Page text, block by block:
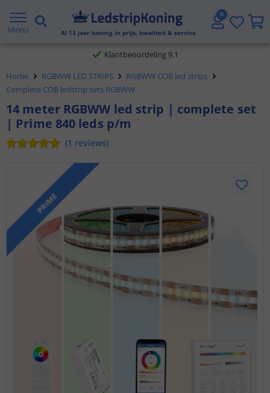
Menu Al 13 jaar koning in prijs, kwaliteit & service
Gratis verzending vanaf € 20,- NL en BE
Klantbeoordeling 9.1
Voor 23:45 uur besteld,morgen in huis
Home RGBWW LED STRIPS
RGBWW COB led strips
Complete COB ledstrip sets RGBWW
14 meter RGBWW led strip | complete set
| Prime 840 leds p/m
(1 reviews)
PRIME